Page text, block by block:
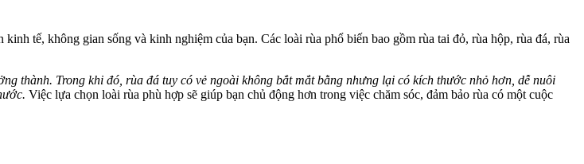
tế, không gian sống và kinh nghiệm của bạn. Các loài rùa phổ biến bao gồm rùa tai đỏ, rùa hộp, rùa đá, rùa
thành. Trong khi đó, rùa đá tuy có vẻ ngoài không bắt mắt bằng nhưng lại có kích thước nhỏ hơn, dễ nuôi
Việc lựa chọn loài rùa phù hợp sẽ giúp bạn chủ động hơn trong việc chăm sóc, đảm bảo rùa có một cuộc